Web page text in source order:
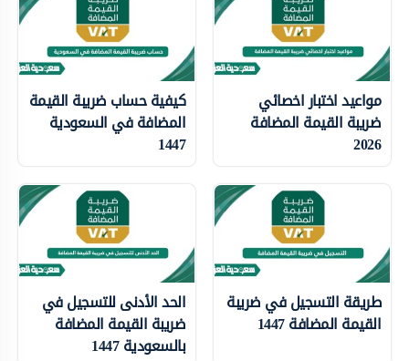
مواعيد اختبار اخصائي
ضريبة القيمة المضافة
2026
كيفية حساب ضريبة القيمة
المضافة في السعودية
1447
طريقة التسجيل في ضريبة
القيمة المضافة 1447
الحد الأدنى للتسجيل في
ضريبة القيمة المضافة
بالسعودية 1447